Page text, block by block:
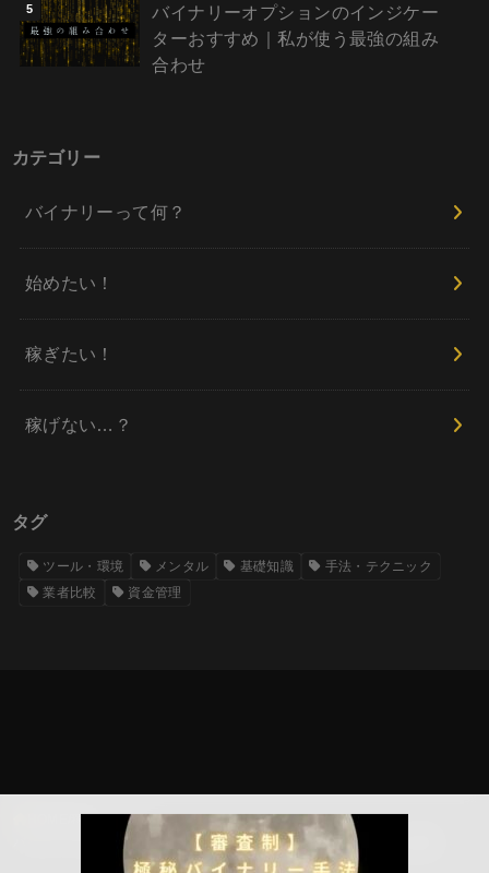
バイナリーオプションのインジケー
ターおすすめ｜私が使う最強の組み
合わせ
カテゴリー
バイナリーって何？
始めたい！
稼ぎたい！
稼げない…？
タグ
ツール・環境 メンタル 基礎知識
手法・テクニック
業者比較
資金管理
稼ぎたい！
バイナリーオプションの勝てる時間帯｜専業の1日スケジュールを公開